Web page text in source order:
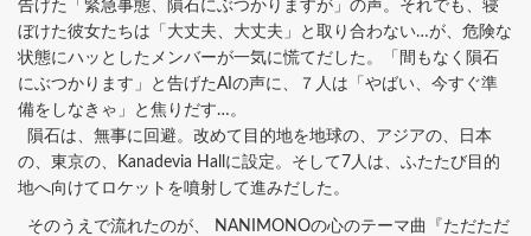
告げた「緊急事態、隕石にぶつかりますが」の声。それでも、寝
ぼけた彼女たちは「大丈夫、大丈夫」と取り合わない…が、危険な
状態にハッとしたメンバーが一気に慌てだした。「間もなく隕石
にぶつかります」と告げたAIの声に、７人は「やばい、今すぐ準
備をしなきゃ」と焦りだす…。
隕石は、無事に回避。改めて目的地を地球の、アジアの、日本
の、東京の、Kanadevia Hallに設定。そして7人は、ふたたび目的
地へ向けてロケットを噴射して進みだした。
そのうえで流れたのが、 NANIMONOの心のテーマ曲『ただただ